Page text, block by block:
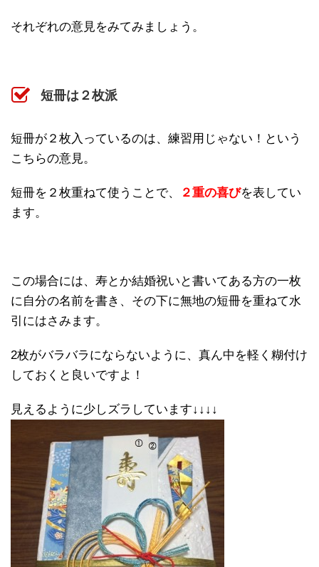
それぞれの意見をみてみましょう。
短冊は２枚派
短冊が２枚入っているのは、練習用じゃない！という
こちらの意見。
短冊を２枚重ねて使うことで、 ２重の喜びを表してい
ます。
この場合には、寿とか結婚祝いと書いてある方の一枚
に自分の名前を書き、その下に無地の短冊を重ねて水
引にはさみます。
2枚がバラバラにならないように、真ん中を軽く糊付け
しておくと良いですよ！
見えるように少しズラしています↓↓↓↓